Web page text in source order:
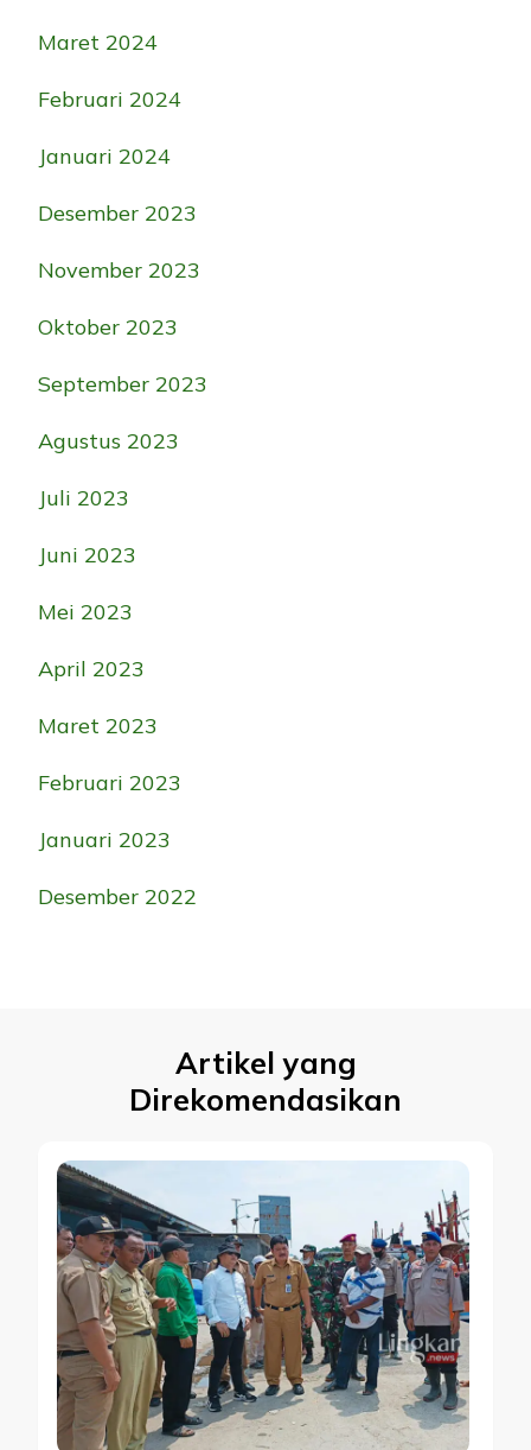
Maret 2024
Februari 2024
Januari 2024
Desember 2023
November 2023
Oktober 2023
September 2023
Agustus 2023
Juli 2023
Juni 2023
Mei 2023
April 2023
Maret 2023
Februari 2023
Januari 2023
Desember 2022
Artikel yang
Direkomendasikan